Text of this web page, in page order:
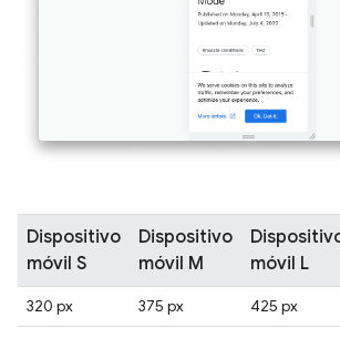
Dispositivo
móvil S
Dispositivo
móvil M
móvil L
320 px 375 px 425 px